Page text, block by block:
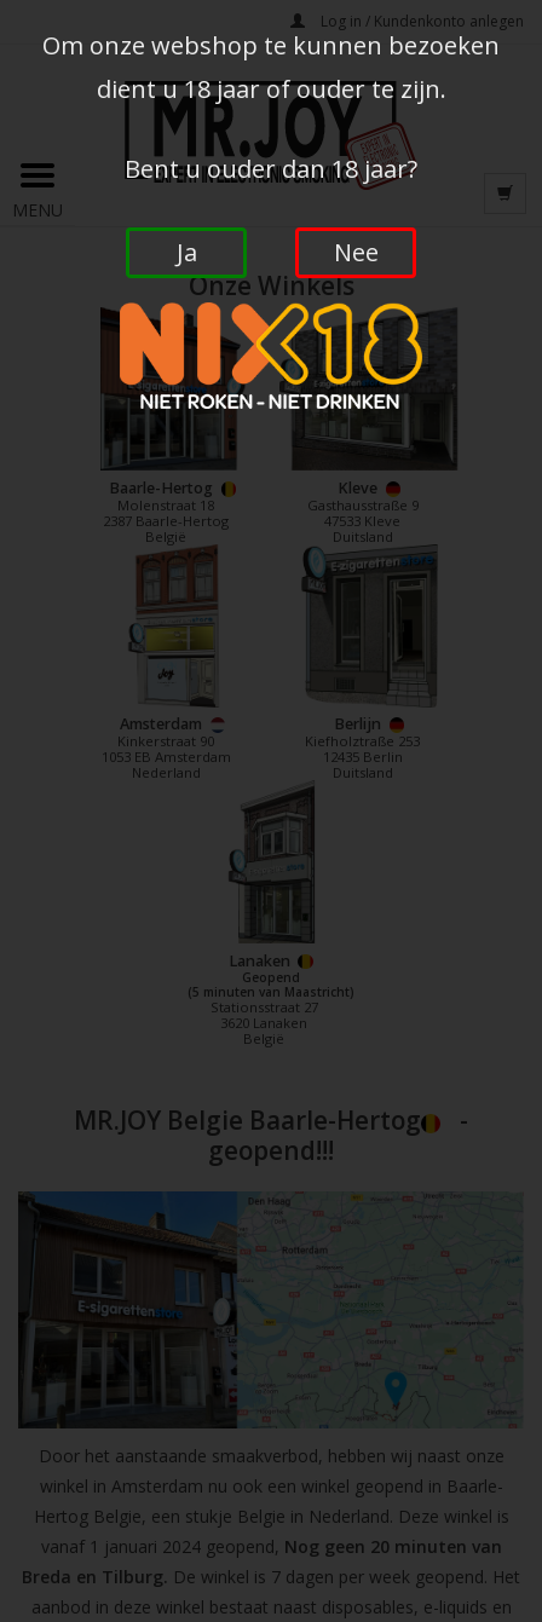
Log in / Kundenkonto anlegen
MENU
Onze Winkels
Baarle-Hertog
Molenstraat 18
2387 Baarle-Hertog
België
Kleve
Gasthausstraße 9
47533 Kleve
Duitsland
Amsterdam
Kinkerstraat 90
1053 EB Amsterdam
Nederland
Berlijn
Kiefholztraße 253
12435 Berlin
Duitsland
Lanaken
Geopend
(5 minuten van Maastricht)
Stationsstraat 27
3620 Lanaken
België
MR.JOY Belgie Baarle-Hertog
-
geopend!!!
Door het aanstaande smaakverbod, hebben wij naast onze
winkel in Amsterdam nu ook een winkel geopend in Baarle-
Hertog Belgie, een stukje Belgie in Nederland. Deze winkel is
vanaf 1 januari 2024 geopend, Nog geen 20 minuten van
Breda en Tilburg. De winkel is 7 dagen per week geopend. Het
aanbod in deze winkel bestaat naast disposables, e-liquids en
Om onze webshop te kunnen bezoeken
dient u 18 jaar of ouder te zijn.
Bent u ouder dan 18 jaar?
Ja Nee